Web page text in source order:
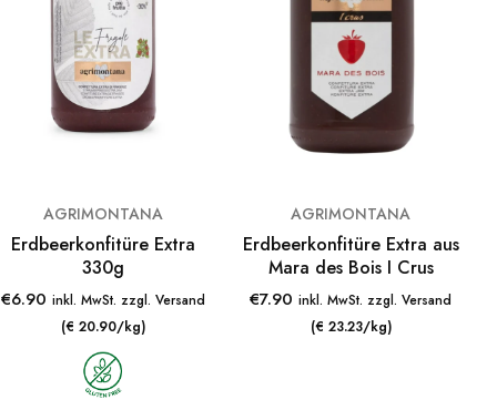
AGRIMONTANA
Erdbeerkonfitüre Extra
330g
€6.90 inkl. MwSt. zzgl. Versand
(€ 20.90/kg)
AGRIMONTANA
Erdbeerkonfitüre Extra aus
Mara des Bois I Crus
€7.90 inkl. MwSt. zzgl. Versand
(€ 23.23/kg)